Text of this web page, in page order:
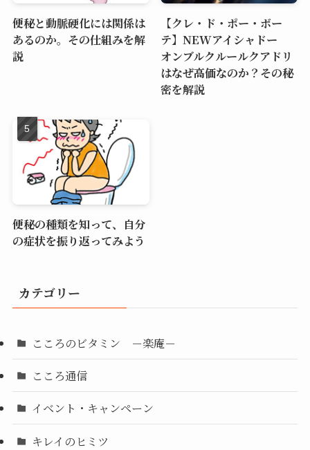
便秘と動脈硬化には関係は
あるのか。その仕組みを解
説
【クレ・ド・ポー・ボー
テ】NEWアイシャドー
オンブルクルールクアドリ
はなぜ高価なのか？その秘
密を解説
便秘の種類を知って、自分
の症状を振り返ってみよう
カテゴリー
こころのビタミン －楽庵－
こころ通信
イベント・キャンペーン
キレイのヒミツ